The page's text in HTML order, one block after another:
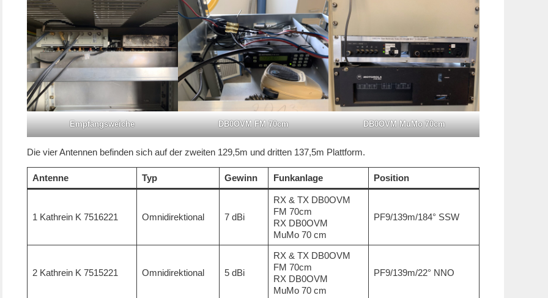
Empfangsweiche DB0OVM FM 70cm DB0OVM MuMo 70cm
Die vier Antennen befinden sich auf der zweiten 129,5m und dritten 137,5m Plattform.
Antenne Typ Gewinn Funkanlage Position
1 Kathrein K 7516221 Omnidirektional 7 dBi
RX & TX DB0OVM
FM 70cm
RX DB0OVM
MuMo 70 cm
PF9/139m/184° SSW
2 Kathrein K 7515221 Omnidirektional 5 dBi
RX & TX DB0OVM
FM 70cm
RX DB0OVM
MuMo 70 cm
PF9/139m/22° NNO